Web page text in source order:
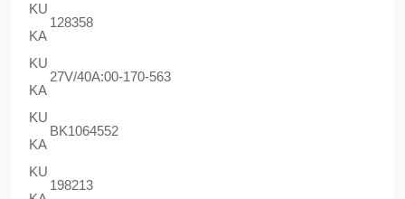
KU
KA
128358
KU
KA
27V/40A:00-170-563
KU
KA
BK1064552
KU
198213